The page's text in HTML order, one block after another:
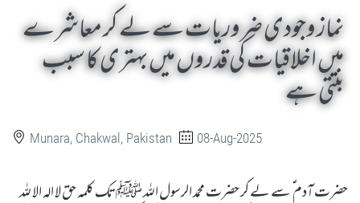
نماز وجودی ضروریات سے لے کر معاشرے
میں اخلاقیات کی قدروں میں بہتری کا سبب
بنتی ہے
Munara, Chakwal, Pakistan 08-Aug-2025
حضرت آدم ؑ سے لے کر حضرت محمد الرسول اللہ ﷺ تک کلمہ حق لا الہ الا للہ